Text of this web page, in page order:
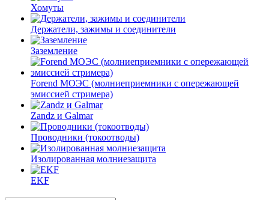
Хомуты
Держатели, зажимы и соединители
Заземление
Forend МОЭС (молниеприемники с опережающей
эмиссией стримера)
Zandz и Galmar
Проводники (токоотводы)
Изолированная молниезащита
EKF